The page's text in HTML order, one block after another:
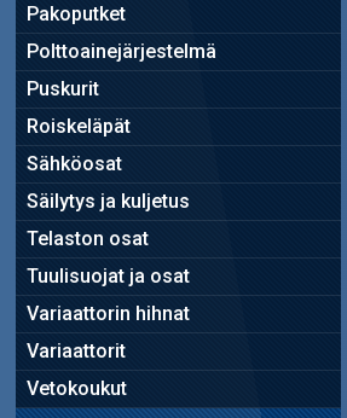
Pakoputket
Polttoainejärjestelmä
Puskurit
Roiskeläpät
Sähköosat
Säilytys ja kuljetus
Telaston osat
Tuulisuojat ja osat
Variaattorin hihnat
Variaattorit
Vetokoukut